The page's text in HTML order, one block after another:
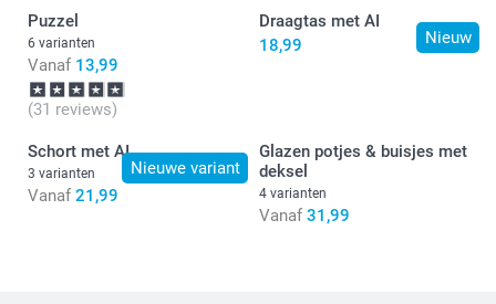
Puzzel
6 varianten
Vanaf 13,99
(31 reviews)
Nieuw
Draagtas met AI
18,99
Nieuwe variant
Schort met AI
3 varianten
Vanaf 21,99
Glazen potjes & buisjes met
deksel
4 varianten
Vanaf 31,99